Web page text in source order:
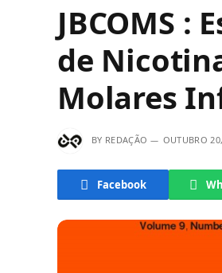
JBCOMS :
de
Molares
BY REDAÇÃO OUTUBRO
Facebook